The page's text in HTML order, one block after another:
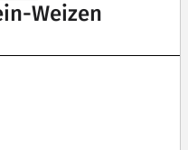
Weizen